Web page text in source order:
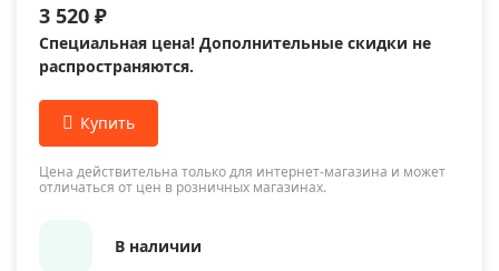
3 520 ₽
Специальная цена! Дополнительные скидки не
распространяются.
Цена действительна только для интернет-магазина и может
отличаться от цен в розничных магазинах.
В наличии